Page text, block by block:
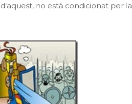
no està condicionat per la